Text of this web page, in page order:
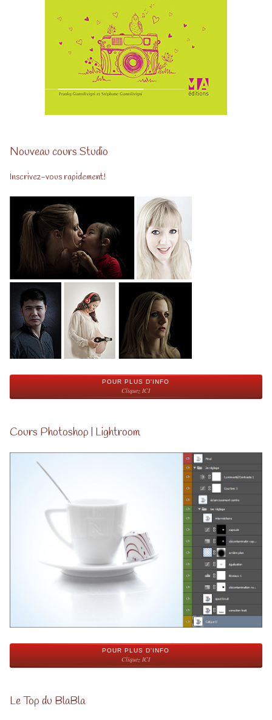
Nouveau cours Studio
Inscrivez-vous rapidement!
POUR PLUS D'INFO
Cliquez ICI
Cours Photoshop | Lightroom
POUR PLUS D'INFO
Cliquez ICI
Le Top du BlaBla